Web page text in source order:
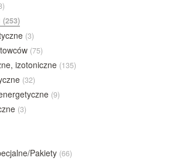
(253)
(3)
(75)
izotoniczne (135)
(32)
(9)
(3)
Pakiety (66)